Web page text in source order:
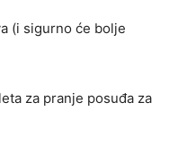
(i sigurno će bolje
za pranje posuđa za